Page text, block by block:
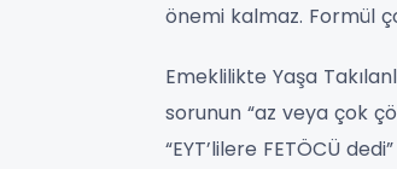
önemi kalmaz. Formül
Emeklilikte Yaşa
sorunun “az veya çok
“EYT’lilere FETÖCÜ